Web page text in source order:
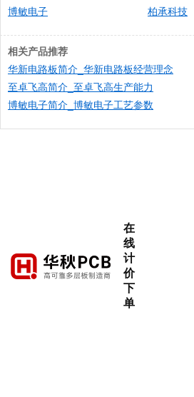
博敏电子
柏承科技
相关产品推荐
华新电路板简介_华新电路板经营理念​
至卓飞高简介_至卓飞高生产能力
博敏电子简介_博敏电子工艺参数